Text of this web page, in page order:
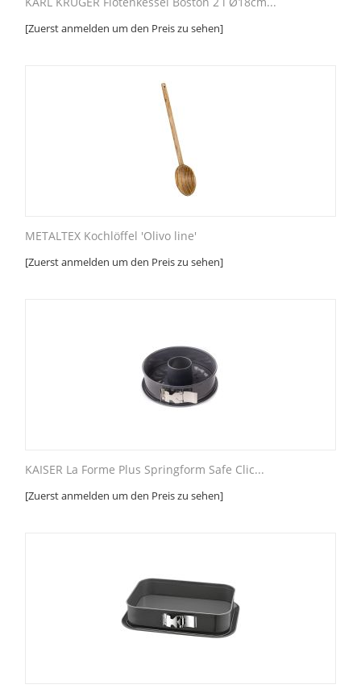
[Zuerst anmelden um den Preis zu sehen]
METALTEX Kochlöffel 'Olivo line'
[Zuerst anmelden um den Preis zu sehen]
KAISER La Forme Plus Springform Safe Clic...
[Zuerst anmelden um den Preis zu sehen]